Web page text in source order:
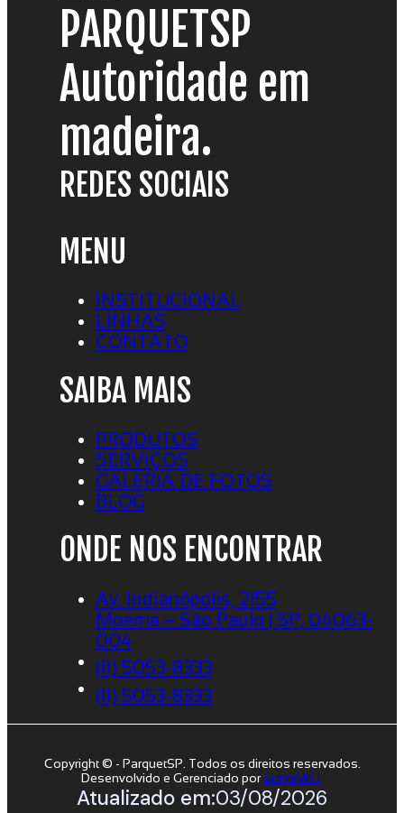
PARQUETSP
Autoridade em
madeira.
REDES SOCIAIS
MENU
INSTITUCIONAL
LINHAS
CONTATO
SAIBA MAIS
PRODUTOS
SERVIÇOS
GALERIA DE FOTOS
BLOG
ONDE NOS ENCONTRAR
Av. Indianópolis, 2155
Moema – São Paulo | SP, 04063-
004
(11) 5053-8333
(11) 5053-8333
Copyright © - ParquetSP. Todos os direitos reservados.
Desenvolvido e Gerenciado porSuryaMKT
Atualizado em:03/08/2026